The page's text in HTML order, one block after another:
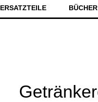
ERSATZTEILE BÜCHER